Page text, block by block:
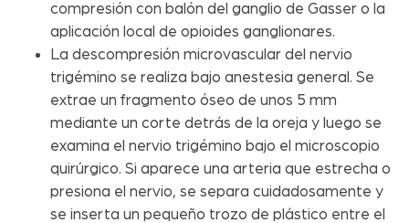
compresión con balón del ganglio de Gasser o la
aplicación local de opioides ganglionares.
La descompresión microvascular del nervio
trigémino se realiza bajo anestesia general. Se
extrae un fragmento óseo de unos 5 mm
mediante un corte detrás de la oreja y luego se
examina el nervio trigémino bajo el microscopio
quirúrgico. Si aparece una arteria que estrecha o
presiona el nervio, se separa cuidadosamente y
se inserta un pequeño trozo de plástico entre el